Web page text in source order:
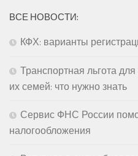
ВСЕ НОВОСТИ:
КФХ: варианты
Транспортная льгота
их семей: что нужно знать
Сервис ФНС России
налогообложения